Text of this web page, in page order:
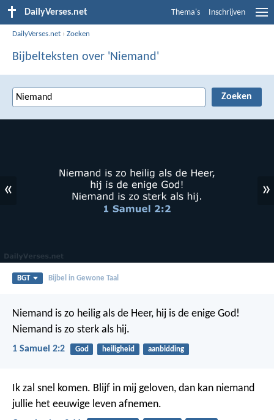
DailyVerses.net Thema's Inschrijven
DailyVerses.net ›Zoeken
Bijbelteksten over 'Niemand'
« »
BGT Bijbel in Gewone Taal
Niemand is zo heilig als de Heer, hij is de enige God!
Niemand is zo sterk als hij.
1 Samuel 2:2 God heiligheid aanbidding
Ik zal snel komen. Blijf in mij geloven, dan kan niemand
jullie het eeuwige leven afnemen.